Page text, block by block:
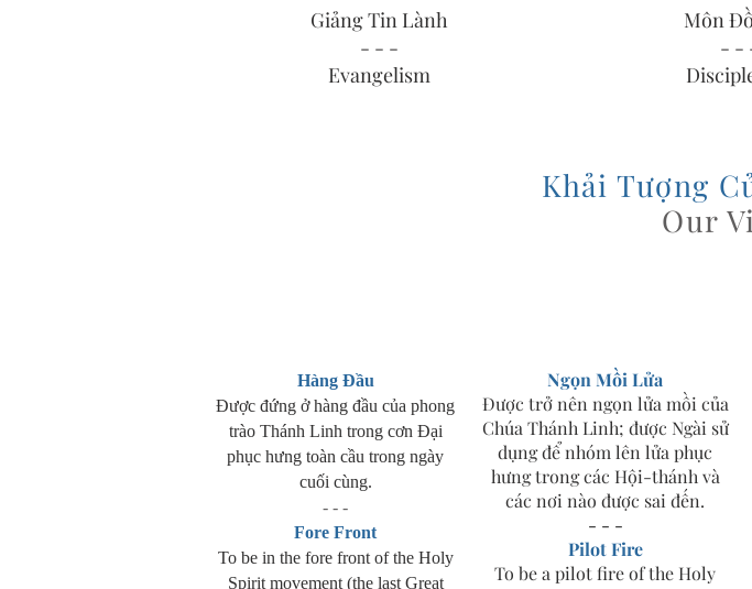
Giảng Tin Lành
- - -
Evangelism
Môn
- -
Hàng Đầu
Được đứng ở hàng đầu của phong
trào Thánh Linh trong cơn Đại
phục hưng toàn cầu trong ngày
cuối cùng.
- - -
Fore Front
To be in the fore front of the Holy
Spirit movement (the last Great
Ngọn Mồi Lửa
Được trở nên ngọn lửa mồi của
Chúa Thánh Linh; được Ngài sử
dụng để nhóm lên lửa phục
hưng trong các Hội-thánh và
các nơi nào được sai đến.
- - -
Pilot Fire
To be a pilot fire of the Holy
Khải Tượng
Our